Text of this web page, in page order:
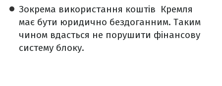
Зокрема використання коштів Кремля
має бути юридично бездоганним. Таким
чином вдасться не порушити фінансову
систему блоку.